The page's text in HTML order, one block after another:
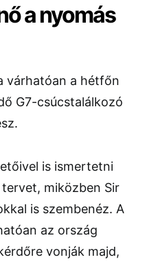
a nyomás
várhatóan a hétfőn
G7-csúcstalálkozó
is ismertetni
miközben Sir
is szembenéz. A
az ország
vonják majd,